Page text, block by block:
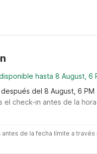
hasta 8 August, 6
del 8 August, 6 PM
el check-in antes de la
de la fecha límite a